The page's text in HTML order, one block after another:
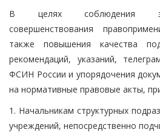
В целях соблюдения
совершенствования
также повышения качества
рекомендаций, указаний,
ФСИН России и упорядочения
на нормативные правовые акты,
1. Начальникам структурных
учреждений, непосредственно